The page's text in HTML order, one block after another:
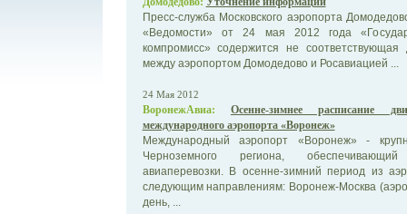
Пресс-служба Московского аэропорта
«Ведомости» от 24 мая 2012 года
компромисс» содержится не соответствующая
между аэропортом Домодедово и Росавиацией ...
24 Мая 2012
ВоронежАвиа:
Осенне-зимнее расписание
международного аэропорта «Воронеж»
Международный аэропорт «Воронеж» -
Черноземного региона,
авиаперевозки. В осенне-зимний период из
следующим направлениям: Воронеж-Москва
день, ...